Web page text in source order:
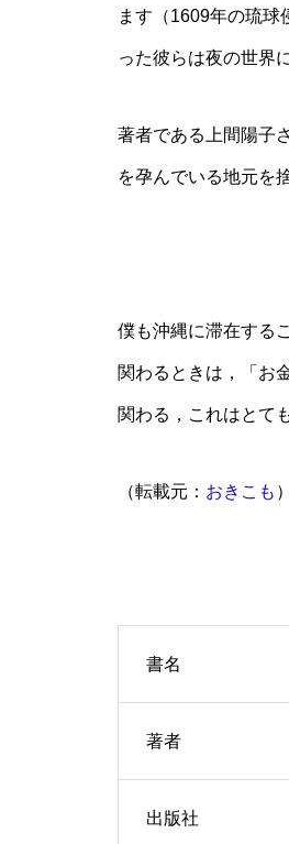
ます（1609年の琉球
った彼らは夜の世界
著者である上間陽子
を孕んでいる地元を
僕も沖縄に滞在する
関わるときは，「お
関わる，これはとて
（転載元： おきこも ）
書名
著者
出版社